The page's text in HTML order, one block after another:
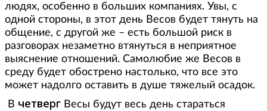
людях, особенно в больших компаниях. Увы, с
одной стороны, в этот день Весов будет тянуть на
общение, с другой же – есть большой риск в
разговорах незаметно втянуться в неприятное
выяснение отношений. Самолюбие же Весов в
среду будет обострено настолько, что все это
может надолго оставить в душе тяжелый осадок.
В четверг Весы будут весь день стараться